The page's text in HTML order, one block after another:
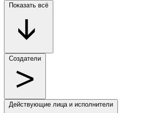
Показать всё
Создатели
Действующие лица и исполнители